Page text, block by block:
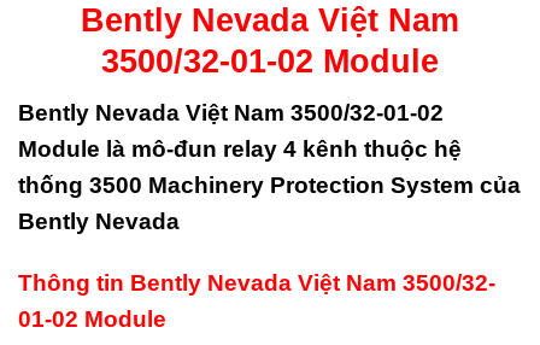
Bently Nevada Việt Nam
3500/32-01-02 Module
Bently Nevada Việt Nam 3500/32-01-02
Module là mô-đun relay 4 kênh thuộc hệ
thống 3500 Machinery Protection System của
Bently Nevada
Thông tin Bently Nevada Việt Nam 3500/32-
01-02 Module